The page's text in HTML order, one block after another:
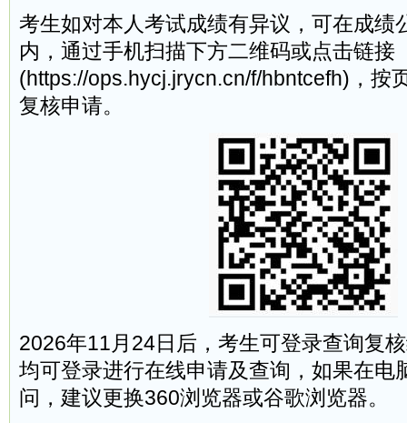
考生如对本人考试成绩有异议，可在成绩
内，通过手机扫描下方二维码或点击链接
(https://ops.hycj.jrycn.cn/f/hbntcefh)，按
复核申请。
2026年11月24日后，考生可登录查询复
均可登录进行在线申请及查询，如果在电
问，建议更换360浏览器或谷歌浏览器。